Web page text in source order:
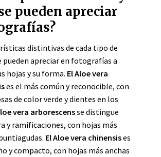
pueden apreciar
distintivas de cada tipo de
pueden apreciar en fotografías a
hojas y su forma. El Aloe vera
es el más común y reconocible, con
de color verde y dientes en los
vera arborescensse distingue
y ramificaciones, con hojas más
El Aloe vera chinensises
y compacto, con hojas más anchas